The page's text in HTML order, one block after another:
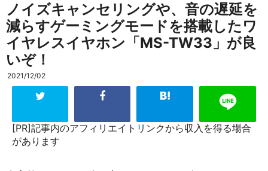
ノイズキャンセリングや、音の遅延を
減らすゲーミングモードを搭載したワ
イヤレスイヤホン「MS-TW33」が良
いぞ！
2021/12/02
[PR]記事内のアフィリエイトリンクから収入を得る場合
があります